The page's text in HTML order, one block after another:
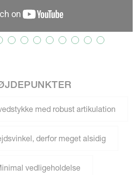
med robust artikulation
derfor meget alsidig
vedligeholdelse